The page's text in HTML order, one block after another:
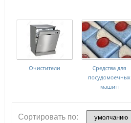
Очистители
Средства для
посудомоечных
машин
Сортировать по: